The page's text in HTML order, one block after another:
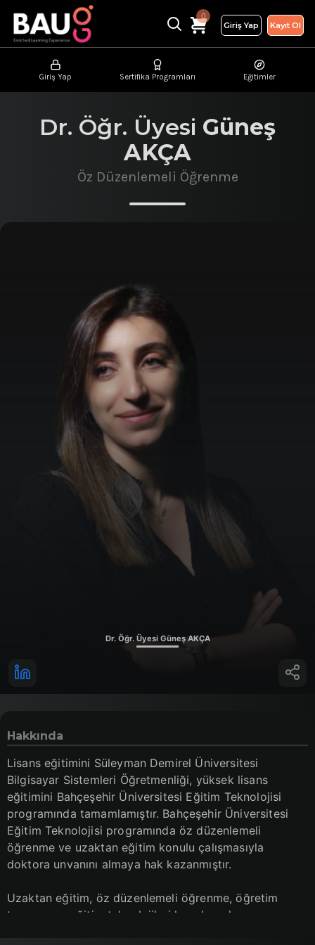
0
Giriş Yap
Kayıt Ol
Giriş Yap Sertifika Programları Eğitimler
Dr. Öğr. Üyesi Güneş
AKÇA
Öz Düzenlemeli Öğrenme
Dr. Öğr. Üyesi Güneş AKÇA
Hakkında
Lisans eğitimini Süleyman Demirel Üniversitesi
Bilgisayar Sistemleri Öğretmenliği, yüksek lisans
eğitimini Bahçeşehir Üniversitesi Eğitim Teknolojisi
programında tamamlamıştır. Bahçeşehir Üniversitesi
Eğitim Teknolojisi programında öz düzenlemeli
öğrenme ve uzaktan eğitim konulu çalışmasıyla
doktora unvanını almaya hak kazanmıştır.
Uzaktan eğitim, öz düzenlemeli öğrenme, öğretim
tasarımı ve eğitim teknolojileri konularında